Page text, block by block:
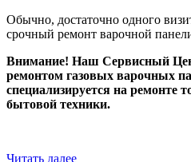
Обычно, достаточно одного
срочный ремонт варочной
Внимание! Наш Сервисный
ремонтом газовых варочных
специализируется на ремонте
бытовой техники.
Читать далее